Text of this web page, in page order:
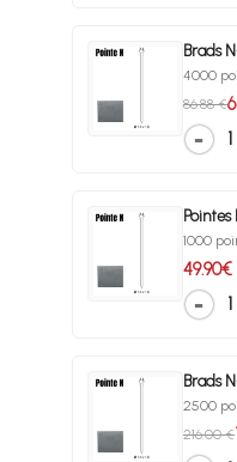
Brads
4000
86.88 €
1
1000
1
Brads
2500
216.00 €